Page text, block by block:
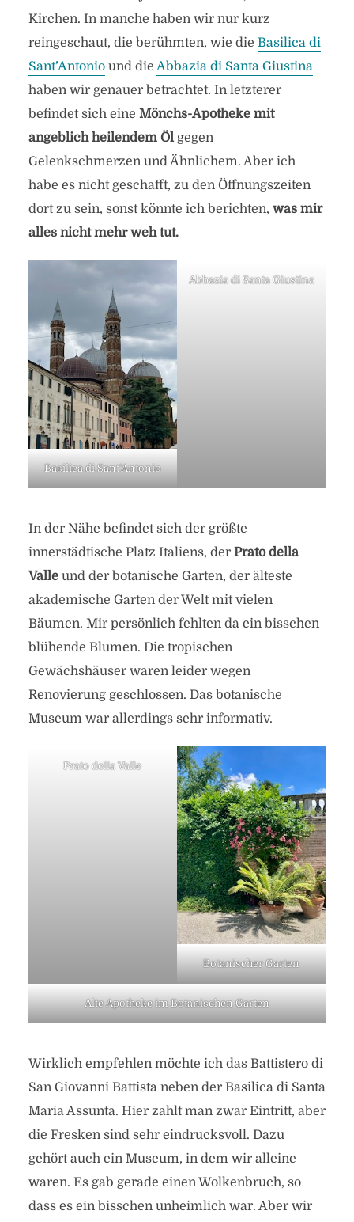
Kirchen. In manche haben wir nur kurz
reingeschaut, die berühmten, wie die Basilica di
Sant’Antoniound die Abbazia di Santa Giustina
haben wir genauer betrachtet. In letzterer
befindet sich eine Mönchs-Apotheke mit
angeblich heilendem Ölgegen
Gelenkschmerzen und Ähnlichem. Aber ich
habe es nicht geschafft, zu den Öffnungszeiten
dort zu sein, sonst könnte ich berichten, was mir
alles nicht mehr weh tut.
Basilica di Sant’Antonio
Abbazia di Santa Giustina
In der Nähe befindet sich der größte
innerstädtische Platz Italiens, der Prato della
Valleund der botanische Garten, der älteste
akademische Garten der Welt mit vielen
Bäumen. Mir persönlich fehlten da ein bisschen
blühende Blumen. Die tropischen
Gewächshäuser waren leider wegen
Renovierung geschlossen. Das botanische
Museum war allerdings sehr informativ.
Prato della Valle
Botanischer Garten
Alte Apotheke im Botanischen Garten
Wirklich empfehlen möchte ich das Battistero di
San Giovanni Battista neben der Basilica di Santa
Maria Assunta. Hier zahlt man zwar Eintritt, aber
die Fresken sind sehr eindrucksvoll. Dazu
gehört auch ein Museum, in dem wir alleine
waren. Es gab gerade einen Wolkenbruch, so
dass es ein bisschen unheimlich war. Aber wir